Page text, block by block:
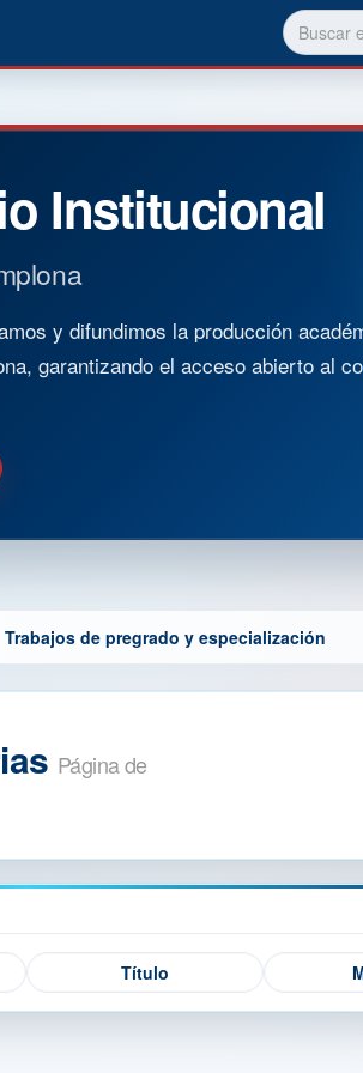
Institucional
y difundimos la producción
garantizando el acceso abierto al
Trabajos de pregrado y especialización
Página de